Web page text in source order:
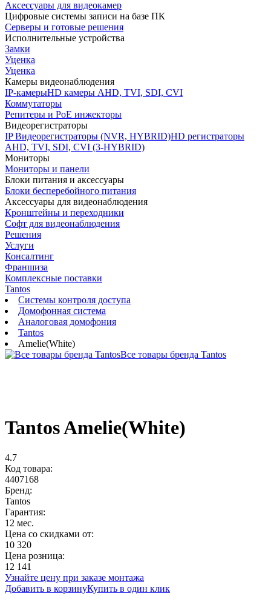
Аксессуары для видеокамер
Цифровые системы записи на базе ПК
Серверы и готовые решения
Исполнительные устройства
Замки
Уценка
Уценка
Камеры видеонаблюдения
IP-камерыHD камеры AHD, TVI, SDI, CVI
Коммутаторы
Репитеры и PoE инжекторы
Видеорегистраторы
IP Видеорегистраторы (NVR, HYBRID)HD регистраторы
AHD, TVI, SDI, CVI (3-HYBRID)
Мониторы
Мониторы и панели
Блоки питания и аксессуары
Блоки бесперебойного питания
Аксессуары для видеонаблюдения
Кронштейны и переходники
Софт для видеонаблюдения
Решения
Услуги
Консалтинг
Франшиза
Комплексные поставки
Tantos
Системы контроля доступа
Домофонная система
Аналоговая домофония
Tantos
Amelie(White)
Все товары бренда Tantos
Tantos Amelie(White)
4.7
Код товара:
4407168
Бренд:
Tantos
Гарантия:
12 мес.
Цена со скидками от:
10 320
Цена розница:
12 141
Узнайте цену при заказе монтажа
Добавить в корзинуКупить в один клик